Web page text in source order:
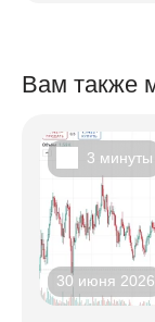
Вам также
30 июня 2026
3 минуты